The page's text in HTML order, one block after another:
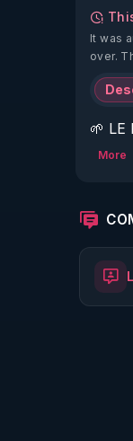
It was
over.
🌱 LE
🌱 LE
More